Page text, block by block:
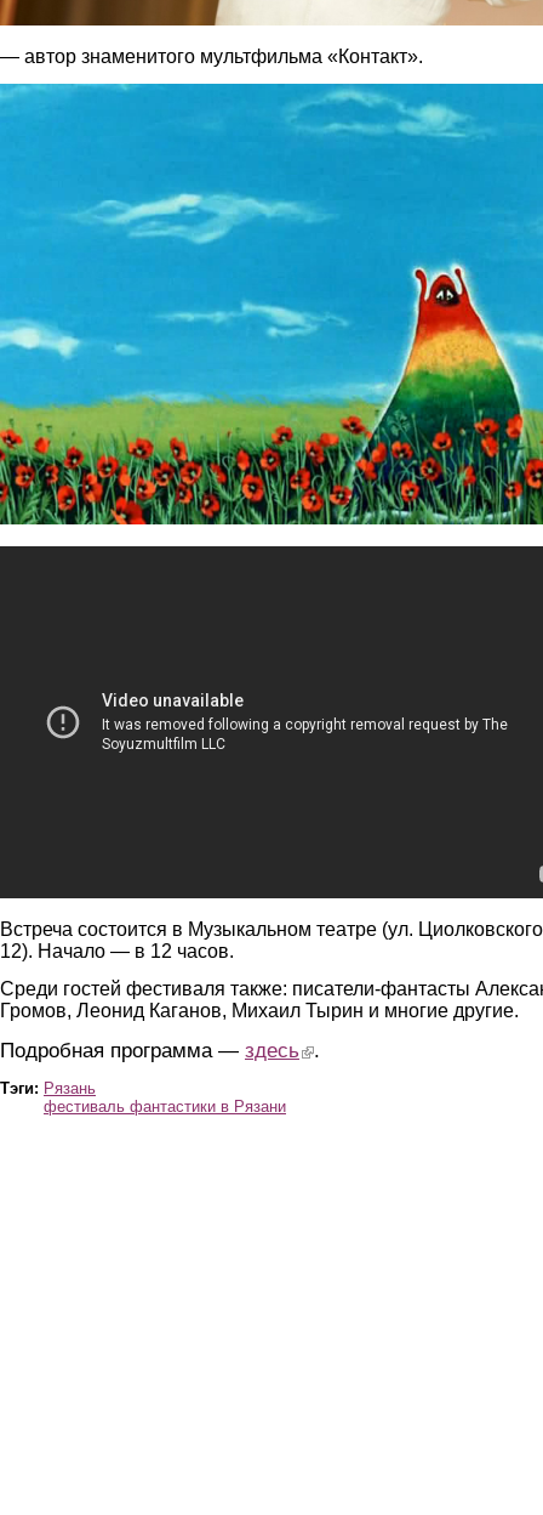
— автор знаменитого мультфильма «Контакт».
1.jpg
Встреча состоится в Музыкальном театре (ул.
12). Начало — в 12 часов.
Среди гостей фестиваля также: писатели-фантасты
Громов, Леонид Каганов, Михаил Тырин и многие другие.
Подробная программа — здесь (link is external)
.
Тэги: Рязань
фестиваль фантастики в Рязани